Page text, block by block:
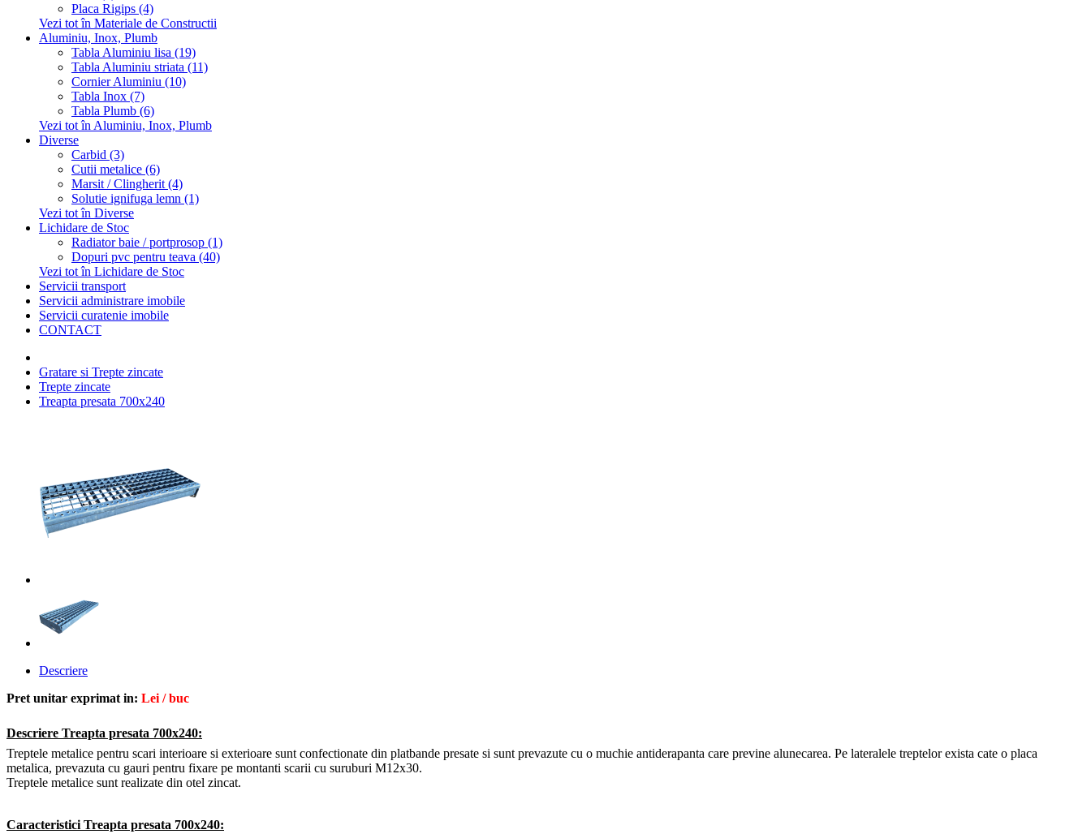
Placa Rigips (4)
Vezi tot în Materiale de Constructii
Aluminiu, Inox, Plumb
Tabla Aluminiu lisa (19)
Tabla Aluminiu striata (11)
Cornier Aluminiu (10)
Tabla Inox (7)
Tabla Plumb (6)
Vezi tot în Aluminiu, Inox, Plumb
Diverse
Carbid (3)
Cutii metalice (6)
Marsit / Clingherit (4)
Solutie ignifuga lemn (1)
Vezi tot în Diverse
Lichidare de Stoc
Radiator baie / portprosop (1)
Dopuri pvc pentru teava (40)
Vezi tot în Lichidare de Stoc
Servicii transport
Servicii administrare imobile
Servicii curatenie imobile
CONTACT
Gratare si Trepte zincate
Trepte zincate
Treapta presata 700x240
Descriere
Pret unitar exprimat in: Lei / buc
Descriere Treapta presata 700x240:
Treptele metalice pentru scari interioare si exterioare sunt confectionate din platbande presate si sunt prevazute cu o muchie antiderapanta care previne alunecarea. Pe lateralele treptelor exista cate o placa
metalica, prevazuta cu gauri pentru fixare pe montanti scarii cu suruburi M12x30.
Treptele metalice sunt realizate din otel zincat.
Caracteristici Treapta presata 700x240: